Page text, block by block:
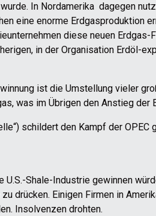
In Nordamerika dagegen
eine enorme Erdgasproduktion
diese neuen
in der Organisation Erdöl-
ist die Umstellung vieler
was im Übrigen den Anstieg der
schildert den Kampf der
Shale-Industrie gewinnen
drücken. Einigen Firmen in
Insolvenzen drohten.